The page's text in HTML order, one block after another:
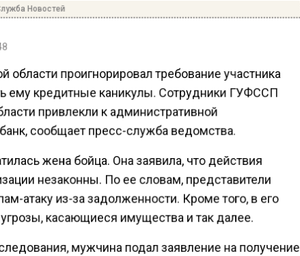
Новостей
области проигнорировал требование участника
ему кредитные каникулы. Сотрудники ГУФССП
привлекли к административной
сообщает пресс-служба ведомства.
жена бойца. Она заявила, что действия
незаконны. По ее словам, представители
атаку из-за задолженности. Кроме того, в его
касающиеся имущества и так далее.
мужчина подал заявление на получение